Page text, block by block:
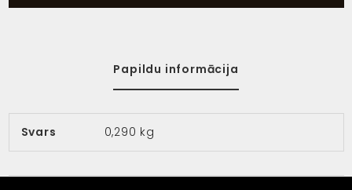
Papildu informācija
Svars 0,290 kg